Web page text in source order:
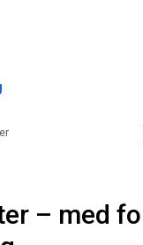
– med